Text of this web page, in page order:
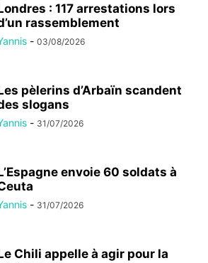
: 117 arrestations lors
rassemblement
- 03/08/2026
pèlerins d’Arbaïn scandent
slogans
- 31/07/2026
envoie 60 soldats à
- 31/07/2026
Chili appelle à agir pour la